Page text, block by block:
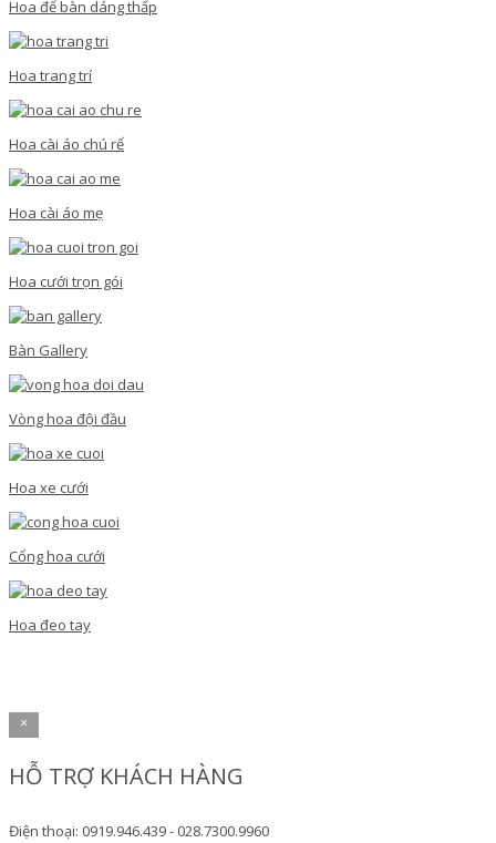
Hoa để bàn dáng thấp
Hoa trang trí
Hoa cài áo chú rể
Hoa cài áo mẹ
Hoa cưới trọn gói
Bàn Gallery
Vòng hoa đội đầu
Hoa xe cưới
Cổng hoa cưới
Hoa đeo tay
×
HỖ TRỢ KHÁCH HÀNG
Điện thoại: 0919.946.439 - 028.7300.9960